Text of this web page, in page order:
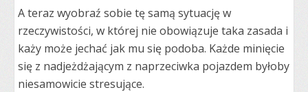
A teraz wyobraź sobie tę samą sytuację w
rzeczywistości, w której nie obowiązuje taka zasada i
każy może jechać jak mu się podoba. Każde minięcie
się z nadjeżdżającym z naprzeciwka pojazdem byłoby
niesamowicie stresujące.